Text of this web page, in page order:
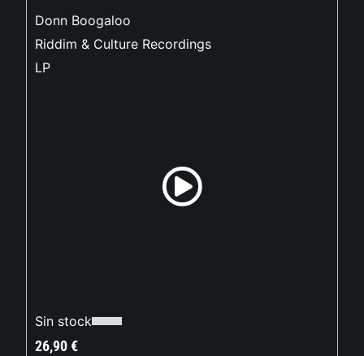
Donn Boogaloo
Riddim & Culture Recordings
LP
Sin stock
26,90€